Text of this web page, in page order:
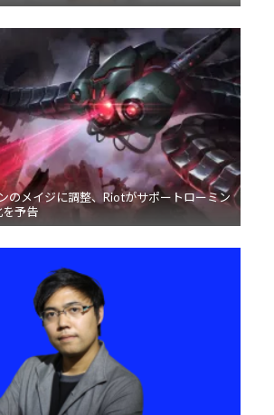
のメイジに調整、Riotがサポートローミン
予告